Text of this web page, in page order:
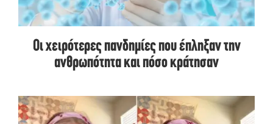
Οι χειρότερες πανδημίες που έπληξαν την
ανθρωπότητα και πόσο κράτησαν